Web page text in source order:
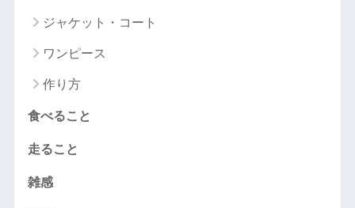
ジャケット・コート
ワンピース
作り方
食べること
走ること
雑感